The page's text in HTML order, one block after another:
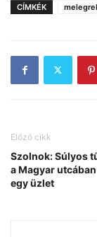
CÍMKÉK
Előző cikk
Szolnok: Súlyos
a Magyar
egy üzlet